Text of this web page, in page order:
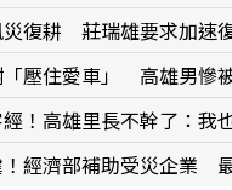
復耕 莊瑞雄要求加速
「壓住愛車」 高雄男慘
！高雄里長不幹了：
！經濟部補助受災企業